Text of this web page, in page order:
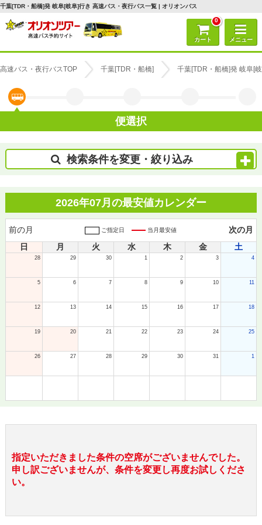
千葉[TDR・船橋]発 岐阜[岐阜]行き 高速バス・夜行バス一覧 | オリオンバス
0
カート メニュー
高速バス・夜行バスTOP 千葉[TDR・船橋] 千葉[TDR・船橋]発 岐阜[
便選択
検索条件を変更・絞り込み
2026年07月の最安値カレンダー
前の月 ご指定日 当月最安値
次の月
日
月 火 水 木 金 土
28 29 30 1 2 3 4
5 6 7 8 9 10 11
12 13 14 15 16 17 18
19 20 21 22 23 24 25
26 27 28 29 30 31 1
指定いただきました条件の空席がございませんでした。
申し訳ございませんが、条件を変更し再度お試しくださ
い。